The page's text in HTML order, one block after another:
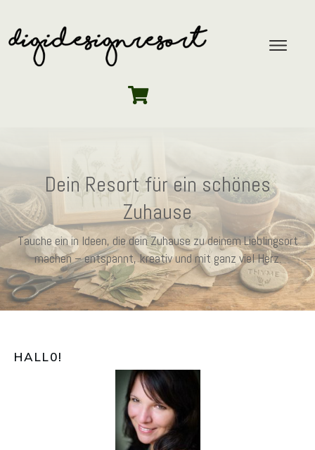
Dein Resort für ein schönes
Zuhause
Tauche ein in Ideen, die dein Zuhause zu deinem Lieblingsort
machen – entspannt, kreativ und mit ganz viel Herz.
HALL0!